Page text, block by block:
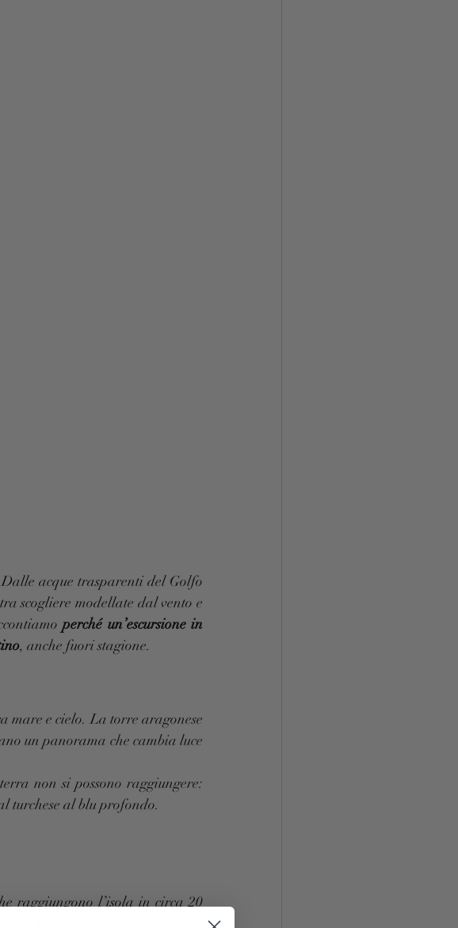
acque trasparenti del Golfo
scogliere modellate dal vento e
perché un’escursione in
, anche fuori stagione.
mare e cielo. La torre aragonese
un panorama che cambia luce
non si possono raggiungere:
turchese al blu profondo.
raggiungono l’isola in circa 20
Bianco, fare snorkeling o